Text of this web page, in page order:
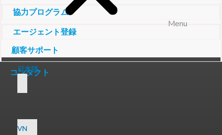
Menu
日本語
VN
協力プログラム
エージェント登録
顧客サポート
コンタクト